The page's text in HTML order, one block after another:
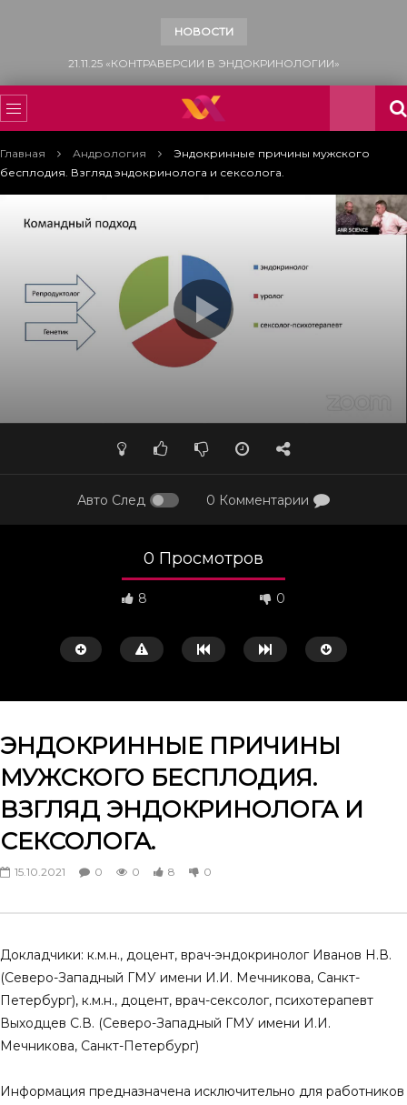
НОВОСТИ
15.11.25 «ВСЕМИРНЫЙ ДЕНЬ БОРЬБЫ С САХАРНЫМ ДИАБЕТОМ»
Главная Андрология
Эндокринные причины мужского
бесплодия. Взгляд эндокринолога и сексолога.
Авто След 0 Комментарии
0 Просмотров
8 0
Смотреть потом
Алгоритм дифференциальной
диагностики и тактика ведения
либидо
0
0 2 0
39:13
0
0 8 0
ЭНДОКРИННЫЕ ПРИЧИНЫ
МУЖСКОГО БЕСПЛОДИЯ.
ВЗГЛЯД ЭНДОКРИНОЛОГА И
СЕКСОЛОГА.
15.10.2021 0 0 8 0
Докладчики: к.м.н., доцент, врач-эндокринолог Иванов Н.В.
(Северо-Западный ГМУ имени И.И. Мечникова, Санкт-
Петербург), к.м.н., доцент, врач-сексолог, психотерапевт
Выходцев С.В. (Северо-Западный ГМУ имени И.И.
Мечникова, Санкт-Петербург)
Информация предназначена исключительно для работников